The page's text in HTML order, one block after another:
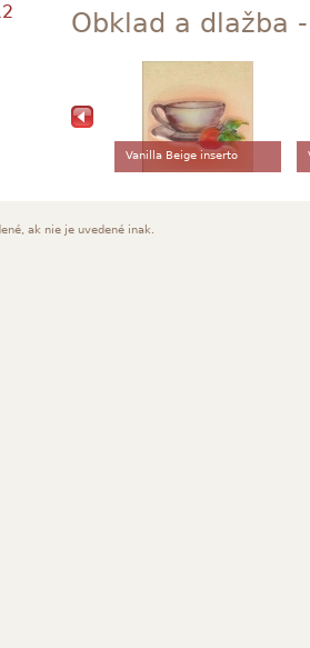
Obklad a dlažba
Vanilla Beige inserto
ak nie je uvedené inak.